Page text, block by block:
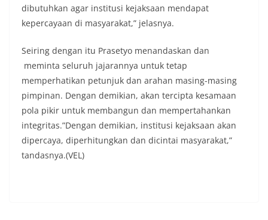
dibutuhkan agar institusi kejaksaan mendapat
kepercayaan di masyarakat,” jelasnya.
Seiring dengan itu Prasetyo menandaskan dan
meminta seluruh jajarannya untuk tetap
memperhatikan petunjuk dan arahan masing-masing
pimpinan. Dengan demikian, akan tercipta kesamaan
pola pikir untuk membangun dan mempertahankan
integritas.”Dengan demikian, institusi kejaksaan akan
dipercaya, diperhitungkan dan dicintai masyarakat,”
tandasnya.(VEL)